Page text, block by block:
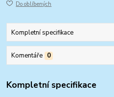
Do oblíbených
Kompletní specifikace
Komentáře 0
Kompletní specifikace